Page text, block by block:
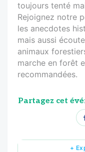
toujours tenté
Rejoignez notre
les anecdotes
mais aussi
animaux
marche en forêt
recommandées.
Partagez cet
+